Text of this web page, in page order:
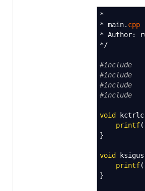
*
* main. cpp
* Author:
*/
#include
#include
#include
#include
void kctrlc
printf(
}
void
printf(
}